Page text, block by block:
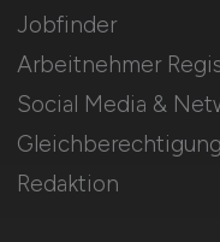
Jobfinder
Arbeitnehmer
Social Media &
Redaktion